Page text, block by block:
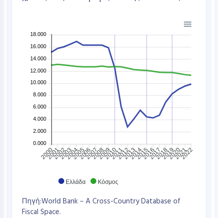
Ελλάδα Κόσμος
2000
200120022003200420052006200720082009201020112012201320142015201620172018201920202021
2022
18.000
16.000
14.000
12.000
10.000
8.000
6.000
4.000
2.000
0.000
Πηγή:World Bank – A Cross-Country Database of
Fiscal Space.